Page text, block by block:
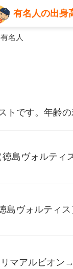
有名人の出身
名人
です。年齢の
島ヴォルティ
ヴォルティス
マアルビオン